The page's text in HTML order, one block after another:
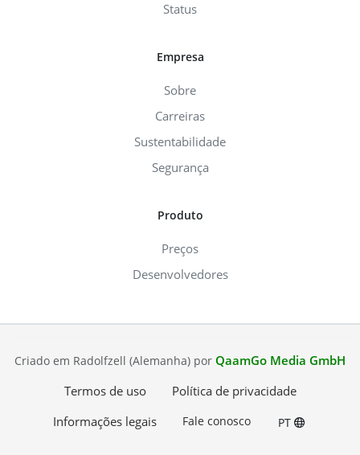
Status
Empresa
Sobre
Carreiras
Sustentabilidade
Segurança
Produto
Preços
Desenvolvedores
Criado em Radolfzell (Alemanha) por QaamGo Media GmbH
Termos de uso
Política de privacidade
Informações legais
Fale conosco PT